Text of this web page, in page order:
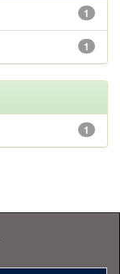
1
1
1